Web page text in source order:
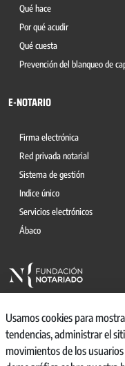
Qué hace
Por qué acudir
Qué cuesta
Prevención del blanqueo de
E-NOTARIO
Firma electrónica
Red privada notarial
Sistema de gestión
Indice único
Servicios electrónicos
Ábaco
© 2026, CONSEJO GENERAL DEL
Usamos cookies para
tendencias, administrar el
movimientos de los